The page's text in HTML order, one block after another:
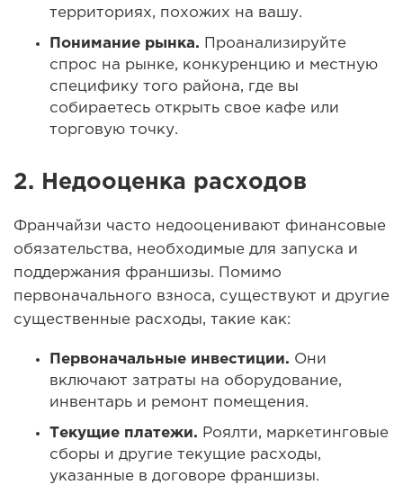
территориях, похожих на вашу.
Понимание рынка.
Проанализируйте
спрос на рынке, конкуренцию и местную
специфику того района, где вы
собираетесь открыть свое кафе или
торговую точку.
2. Недооценка расходов
Франчайзи часто недооценивают финансовые
обязательства, необходимые для запуска и
поддержания франшизы. Помимо
первоначального взноса, существуют и другие
существенные расходы, такие как:
Первоначальные инвестиции. Они
включают затраты на оборудование,
инвентарь и ремонт помещения.
Текущие платежи. Роялти, маркетинговые
сборы и другие текущие расходы,
указанные в договоре франшизы.